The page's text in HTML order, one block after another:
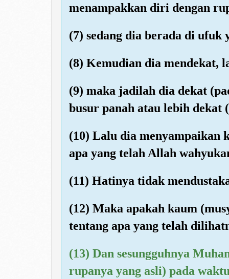
menampakkan diri dengan
(7) sedang dia berada di ufuk
(8) Kemudian dia mendekat,
(9) maka jadilah dia dekat
busur panah atau lebih dekat
(10) Lalu dia menyampaikan
apa yang telah Allah
(11) Hatinya tidak
(12) Maka apakah kaum
tentang apa yang telah
(13) Dan sesungguhnya
rupanya yang asli) pada